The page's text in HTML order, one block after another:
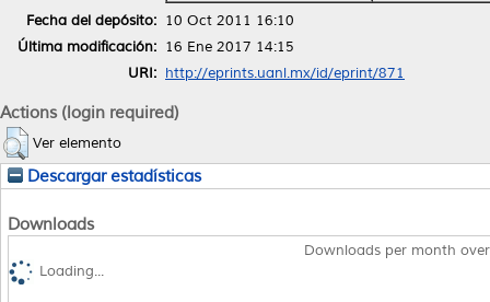
Fecha del depósito: 10 Oct 2011 16:10
Última modificación: 16 Ene 2017 14:15
URI: http://eprints.uanl.mx/id/eprint/871
Actions (login required)
Ver elemento
Descargar estadísticas
Downloads
Downloads per month
Loading...